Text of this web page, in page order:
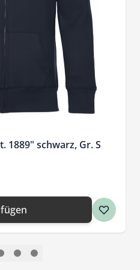
1889" schwarz, Gr. S